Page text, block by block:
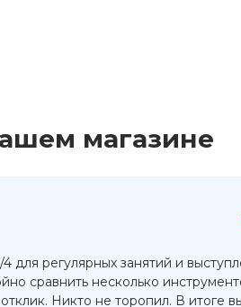
магазине
для регулярных занятий и
сравнить несколько
отклик. Никто не торопил. В итоге